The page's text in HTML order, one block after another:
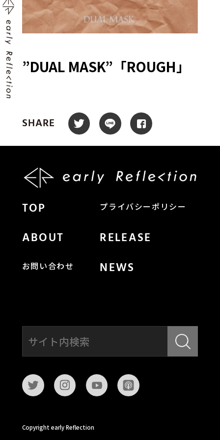
”DUAL MASK”「ROUGH」
SHARE
TOP プライバシーポリシー
ABOUT RELEASE
お問い合わせ NEWS
Copyright early Reflection